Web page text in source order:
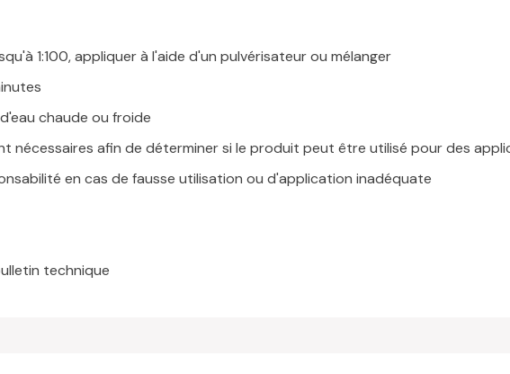
1:100, appliquer à l'aide d'un pulvérisateur ou mélanger
chaude ou froide
nécessaires afin de déterminer si le produit peut être utilisé pour des
en cas de fausse utilisation ou d'application inadéquate
technique